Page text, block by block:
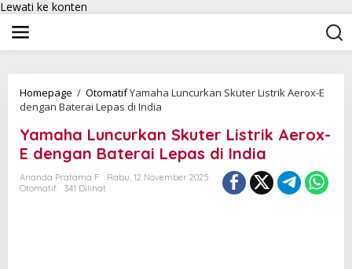
Lewati ke konten
Homepage / OtomatifYamaha Luncurkan Skuter Listrik Aerox-E
dengan Baterai Lepas di India
Yamaha Luncurkan Skuter Listrik Aerox-
E dengan Baterai Lepas di India
Ananda Pratama F
Rabu, 12 November 2025
Otomatif
341 Dilihat